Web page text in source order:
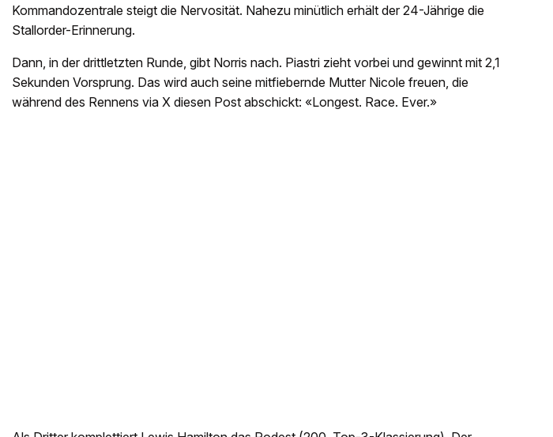
Kommandozentrale steigt die Nervosität. Nahezu minütlich erhält der 24-Jährige die
Stallorder-Erinnerung.
Dann, in der drittletzten Runde, gibt Norris nach. Piastri zieht vorbei und gewinnt mit 2,1
Sekunden Vorsprung. Das wird auch seine mitfiebernde Mutter Nicole freuen, die
während des Rennens via X diesen Post abschickt: «Longest. Race. Ever.»